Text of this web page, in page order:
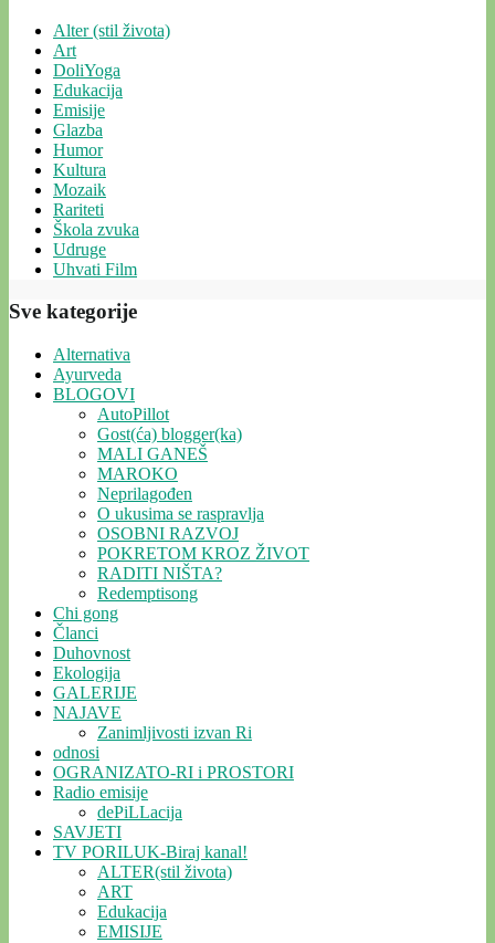
Alter (stil života)
Art
DoliYoga
Edukacija
Emisije
Glazba
Humor
Kultura
Mozaik
Rariteti
Škola zvuka
Udruge
Uhvati Film
Sve kategorije
Alternativa
Ayurveda
BLOGOVI
AutoPillot
Gost(ća) blogger(ka)
MALI GANEŠ
MAROKO
Neprilagođen
O ukusima se raspravlja
OSOBNI RAZVOJ
POKRETOM KROZ ŽIVOT
RADITI NIŠTA?
Redemptisong
Chi gong
Članci
Duhovnost
Ekologija
GALERIJE
NAJAVE
Zanimljivosti izvan Ri
odnosi
OGRANIZATO-RI i PROSTORI
Radio emisije
dePiLLacija
SAVJETI
TV PORILUK-Biraj kanal!
ALTER(stil života)
ART
Edukacija
EMISIJE